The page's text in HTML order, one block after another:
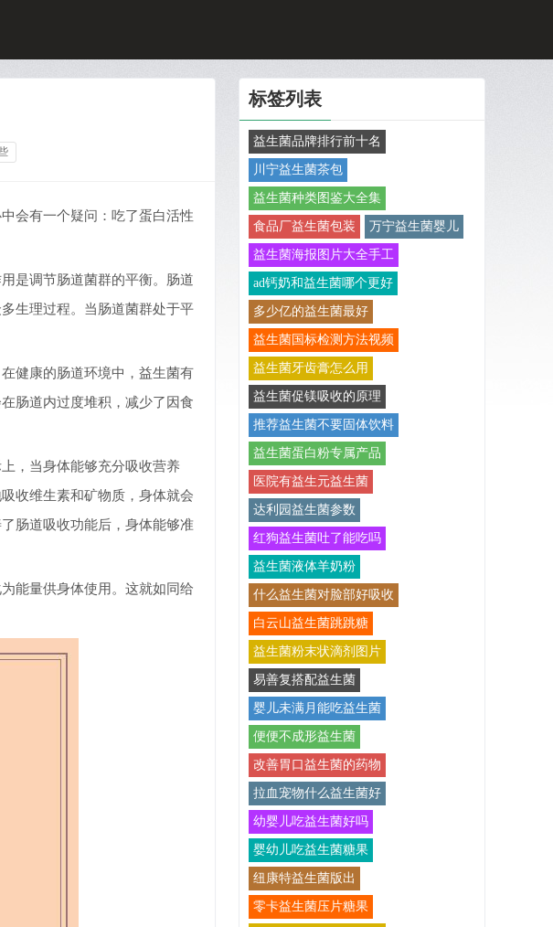
会有一个疑问：吃了蛋白活性
是调节肠道菌群的平衡。肠道
生理过程。当肠道菌群处于平
健康的肠道环境中，益生菌有
肠道内过度堆积，减少了因食
，当身体能够充分吸收营养
收维生素和矿物质，身体就会
肠道吸收功能后，身体能够准
能量供身体使用。这就如同给
标签列表
益生菌品牌排行前十名
川宁益生菌茶包
益生菌种类图鉴大全集
食品厂益生菌包装 万宁益生菌婴儿
益生菌海报图片大全手工
ad钙奶和益生菌哪个更好
多少亿的益生菌最好
益生菌国标检测方法视频
益生菌牙齿膏怎么用
益生菌促镁吸收的原理
推荐益生菌不要固体饮料
益生菌蛋白粉专属产品
医院有益生元益生菌
达利园益生菌参数
红狗益生菌吐了能吃吗
益生菌液体羊奶粉
什么益生菌对脸部好吸收
白云山益生菌跳跳糖
益生菌粉末状滴剂图片
易善复搭配益生菌
婴儿未满月能吃益生菌
便便不成形益生菌
改善胃口益生菌的药物
拉血宠物什么益生菌好
幼婴儿吃益生菌好吗
婴幼儿吃益生菌糖果
纽康特益生菌版出
零卡益生菌压片糖果